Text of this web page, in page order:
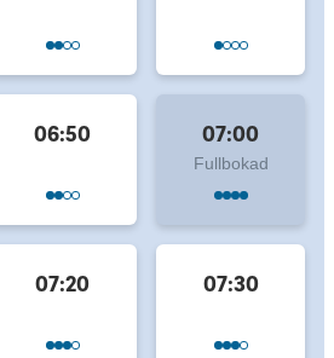
06:50 07:00
Fullbokad
07:20 07:30